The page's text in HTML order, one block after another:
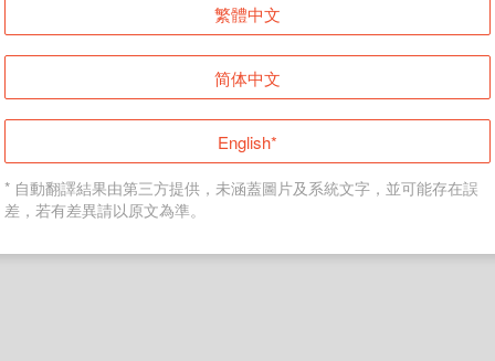
登入
返回首頁
繁體中文
简体中文
English*
* 自動翻譯結果由第三方提供，未涵蓋圖片及系統文字，並可能存在誤
差，若有差異請以原文為準。